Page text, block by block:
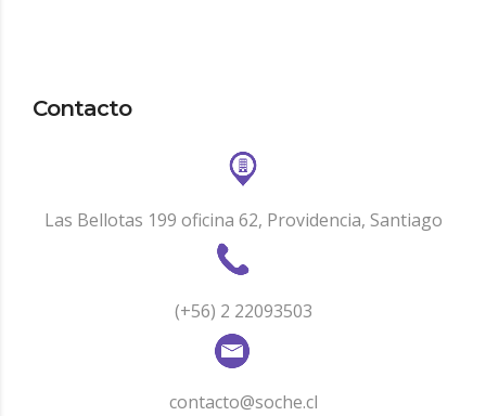
Contacto
Las Bellotas 199 oficina 62, Providencia, Santiago
(+56) 2 22093503
contacto@soche.cl